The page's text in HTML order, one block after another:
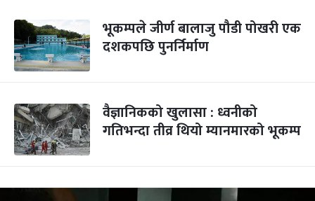
भूकम्पले जीर्ण बालाजु पौडी पोखरी एक
दशकपछि पुनर्निर्माण
वैज्ञानिकको खुलासा : ध्वनीको
गतिभन्दा तीव्र थियो म्यानमारको भूकम्प